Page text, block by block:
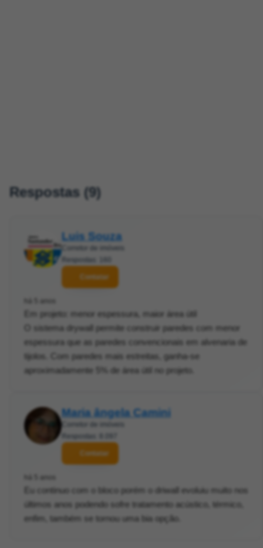
Respostas (9)
Luis Souza
Corretor de imóveis
Respostas: 160
Contatar
há 5 anos
Em projeto: menor espessura, maior área útil
O sistema drywall permite construir paredes com menor
espessura que as paredes convencionais em alvenaria de
tijolos. Com paredes mais estreitas, ganha-se
aproximadamente 5% de área útil no projeto.
Maria ângela Camini
Corretor de imóveis
Respostas: 8.097
Contatar
há 5 anos
Eu continuo com o bloco porém o driwall evoluiu muito nos
últimos anos podendo sofre tratamento acústico, térmico,
enfim, também se tornou uma bia opção.